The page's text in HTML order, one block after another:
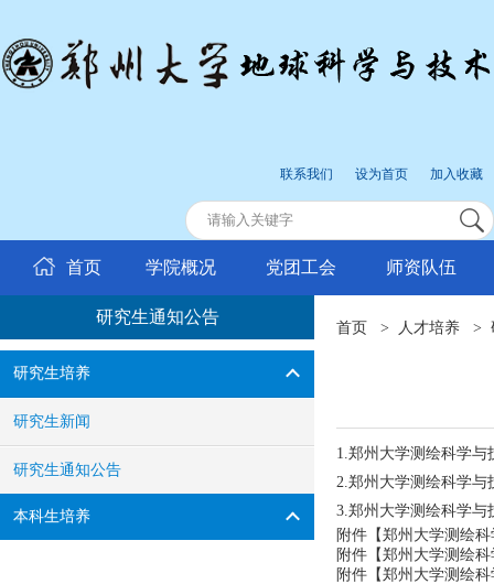
联系我们 设为首页 加入收藏
首页 学院概况 党团工会 师资队伍
研究生通知公告
研究生培养
研究生新闻
研究生通知公告
本科生培养
首页 > 人才培养 >
1.郑州大学测绘科学与
2.郑州大学测绘科学与
3.郑州大学测绘科学与
附件【郑州大学测绘
附件【郑州大学测绘
附件【郑州大学测绘